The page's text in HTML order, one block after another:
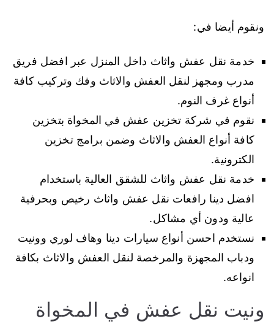
ونقوم أيضا في:
خدمة نقل عفش واثاث داخل المنزل عبر افضل فريق
مدرب ومجهز لنقل العفش والاثاث وفك وتركيب كافة
أنواع غرف النوم.
نقوم في شركة تخزين عفش في المخواة بتخزين
كافة أنواع العفش والاثاث وضمن برامج تخزين
الكترونية.
خدمة نقل عفش واثاث للشقق العالية باستخدام
افضل دينا رافعات نقل عفش واثاث رخيص وبحرفية
عالية ودون أي مشاكل.
نستخدم احسن أنواع سيارات دينا وهاف لوري وونيت
ودباب المجهزة والمرخصة لنقل العفش والاثاث بكافة
انواعه.
ونيت نقل عفش في المخواة